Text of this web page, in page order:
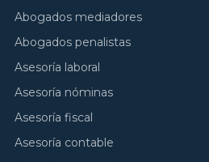
Abogados mediadores
Abogados penalistas
Asesoría laboral
Asesoría nóminas
Asesoría fiscal
Asesoría contable